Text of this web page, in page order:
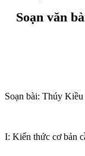
Soạn văn
Soạn bài: Thúy
I: Kiến thức cơ bản